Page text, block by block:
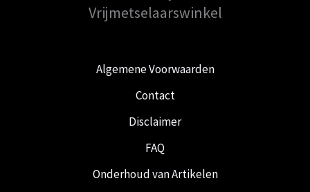
Vrijmetselaarswinkel
Algemene Voorwaarden
Contact
Disclaimer
FAQ
Onderhoud van Artikelen